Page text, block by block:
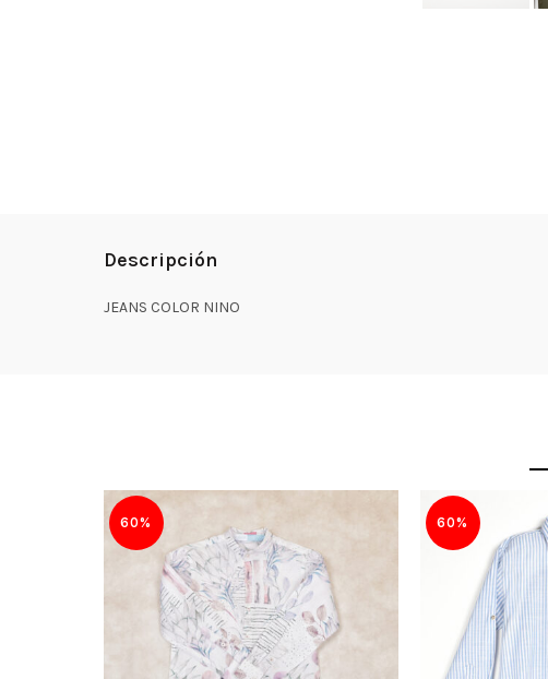
Descripción
JEANS COLOR NINO
60% 60%